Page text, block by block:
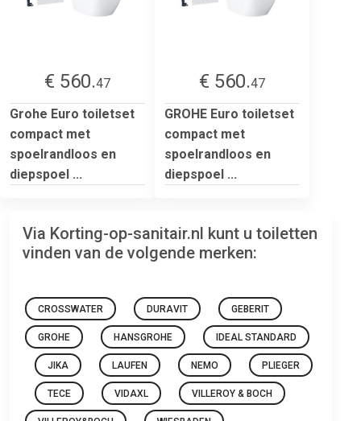
€ 560.47
Grohe Euro toiletset
compact met
spoelrandloos en
diepspoel ...
€ 560.47
GROHE Euro toiletset
compact met
spoelrandloos en
diepspoel ...
Via Korting-op-sanitair.nl kunt u toiletten
vinden van de volgende merken:
CROSSWATER DURAVIT GEBERIT
GROHE HANSGROHE IDEAL STANDARD
JIKA LAUFEN NEMO PLIEGER
TECE VIDAXL VILLEROY & BOCH